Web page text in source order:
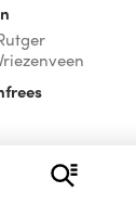
Rutger